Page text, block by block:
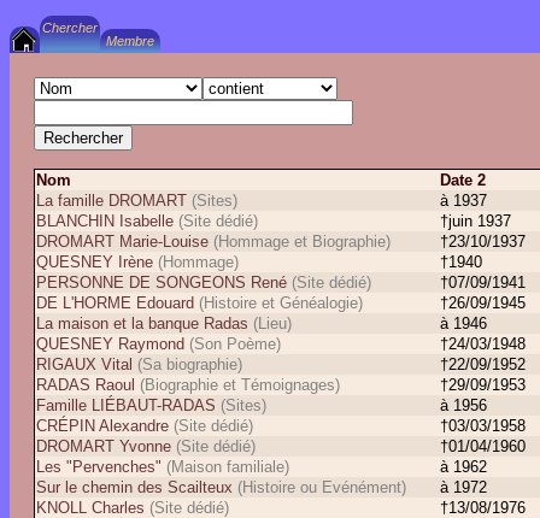
Nom
Date 2
La famille DROMART (Sites)
à 1937
BLANCHIN Isabelle (Site dédié)
†juin 1937
DROMART Marie-Louise (Hommage et Biographie)
†23/10/1937
QUESNEY Irène (Hommage)
†1940
PERSONNE DE SONGEONS René (Site dédié)
†07/09/1941
DE L'HORME Edouard (Histoire et Généalogie)
†26/09/1945
La maison et la banque Radas (Lieu)
à 1946
QUESNEY Raymond (Son Poème)
†24/03/1948
RIGAUX Vital (Sa biographie)
†22/09/1952
RADAS Raoul (Biographie et Témoignages)
†29/09/1953
Famille LIÉBAUT-RADAS (Sites)
à 1956
CRÉPIN Alexandre (Site dédié)
†03/03/1958
DROMART Yvonne (Site dédié)
†01/04/1960
Les "Pervenches" (Maison familiale)
à 1962
Sur le chemin des Scailteux (Histoire ou Evénément)
à 1972
KNOLL Charles (Site dédié)
†13/08/1976